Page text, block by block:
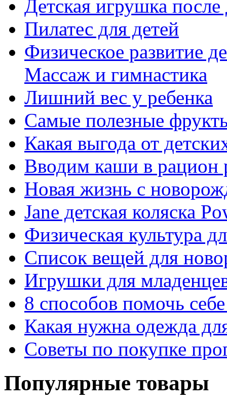
Детская игрушка после
Пилатес для детей
Физическое развитие
Массаж и гимнастика
Лишний вес у ребенка
Самые полезные
Какая выгода от
Вводим каши в рацион
Новая жизнь с
Jane детская коляска
Физическая культура
Список вещей для
Игрушки для
8 способов помочь
Какая нужна одежда
Советы по покупке
Популярные товары